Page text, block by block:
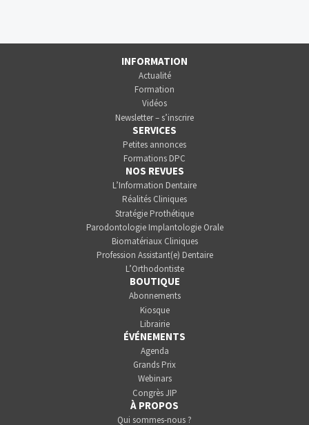
INFORMATION
Actualité
Formation
Vidéos
Newsletter – s’inscrire
SERVICES
Petites annonces
Formations DPC
NOS REVUES
L’Information Dentaire
Réalités Cliniques
Stratégie Prothétique
Parodontologie Implantologie Orale
Biomatériaux Cliniques
Profession Assistant(e) Dentaire
L’Orthodontiste
BOUTIQUE
Abonnements
Kiosque
Librairie
ÉVÉNEMENTS
Agenda
Grands Prix
Webinars
Congrès JIP
À PROPOS
Qui sommes-nous ?